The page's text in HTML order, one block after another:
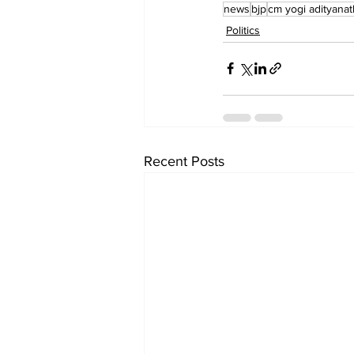
news bjpcm yogi
Politics
Recent Posts